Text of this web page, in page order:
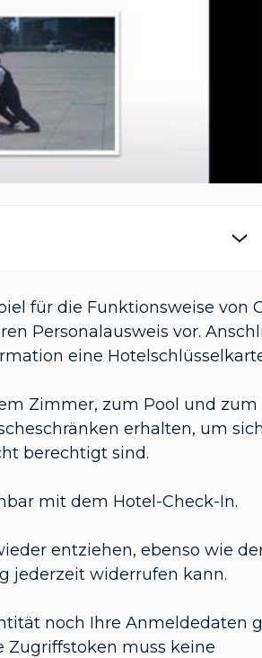
für die Funktionsweise von
Personalausweis vor.
eine
Zimmer, zum Pool und zum
erhalten, um
berechtigt sind.
mit dem Hotel-Check-In.
entziehen, ebenso wie
jederzeit widerrufen kann.
noch Ihre Anmeldedaten
Zugriffstoken muss keine